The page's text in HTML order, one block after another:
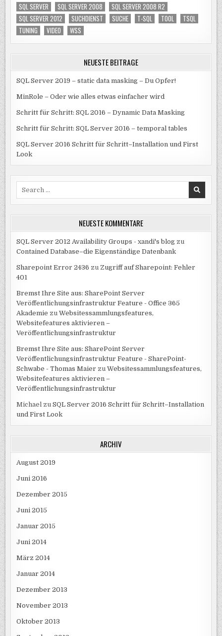
SQL SERVER
SQL SERVER 2008
SQL SERVER 2008 R2
SQL SERVER 2012
SUCHDIENST SUCHE T-SQL TOOL
TSQL
TUNING
VIDEO WSS
NEUESTE BEITRÄGE
SQL Server 2019 – static data masking – Du Opfer!
MinRole – Oder wie alles etwas einfacher wird
Schritt für Schritt: SQL 2016 – Dynamic Data Masking
Schritt für Schritt: SQL Server 2016 – temporal tables
SQL Server 2016 Schritt für Schritt–Installation und First
Look
NEUESTE KOMMENTARE
SQL Server 2012 Availability Groups - xandi's blog zu
Contained Database–die Eigenständige Datenbank
Sharepoint Error 2436 zu Zugriff auf Sharepoint: Fehler
401
Bremst Ihre Site aus: SharePoint Server
Veröffentlichungsinfrastruktur Feature - Office 365
Akademie zuWebsitessammlungsfeatures,
Websitefeatures aktivieren –
Veröffentlichungsinfrastruktur
Bremst Ihre Site aus: SharePoint Server
Veröffentlichungsinfrastruktur Feature - SharePoint-
Schwabe - Thomas Maier zuWebsitessammlungsfeatures,
Websitefeatures aktivieren –
Veröffentlichungsinfrastruktur
Michael zuSQL Server 2016 Schritt für Schritt–Installation
und First Look
ARCHIV
August 2019
Juni 2016
Dezember 2015
Juni 2015
Januar 2015
Juni 2014
März 2014
Januar 2014
Dezember 2013
November 2013
Oktober 2013